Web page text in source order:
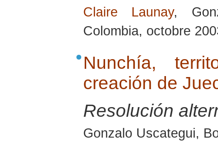
Claire Launay,
Colombia, octobre
Nunchía,
creación de
Resolución
Gonzalo Uscategui,